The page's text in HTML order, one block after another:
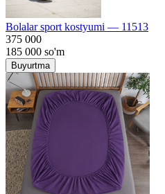
Bolalar sport kostyumi — 11513
375 000
185 000 so'm
Buyurtma